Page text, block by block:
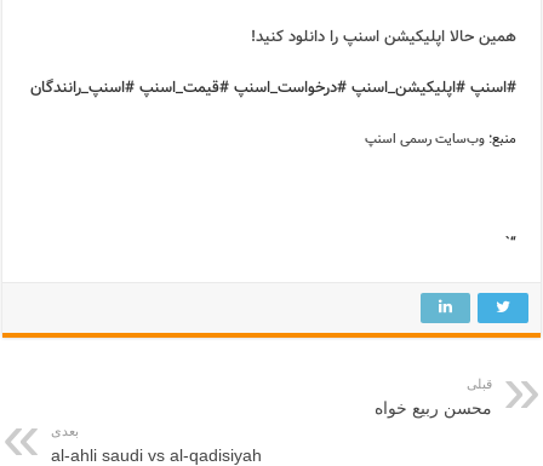
همین حالا اپلیکیشن اسنپ را دانلود کنید!
#اسنپ #اپلیکیشن_اسنپ #درخواست_اسنپ #قیمت_اسنپ #اسنپ_رانندگان
منبع:وب‌سایت رسمی اسنپ
“`
قبلی
محسن ربیع خواه
بعدی
al-ahli saudi vs al-qadisiyah